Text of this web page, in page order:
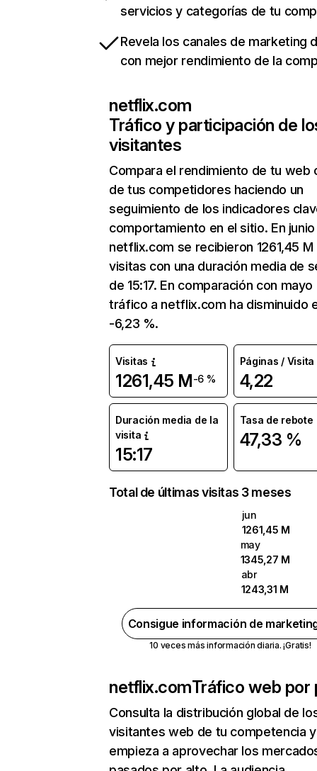
servicios y categorías de tu
Revela los canales de marketing
con mejor rendimiento de la
netflix.com
Tráfico y participación de
visitantes
Compara el rendimiento de tu web
de tus competidores haciendo un
seguimiento de los indicadores
comportamiento en el sitio. En junio
netflix.com se recibieron 1261,45 M
visitas con una duración media de
de 15:17. En comparación con mayo
tráfico a netflix.com ha disminuido
-6,23 %.
Visitas
1261,45 M-6 %
Páginas / Visita
4,22
Duración media de la
visita
15:17
Tasa de rebote
47,33 %
Total de últimas visitas 3 meses
jun
1261,45 M
may
1345,27 M
abr
1243,31 M
Consigue información de
10 veces más información diaria. ¡Gratis!
netflix.comTráfico web por
Consulta la distribución global de
visitantes web de tu competencia y
empieza a aprovechar los